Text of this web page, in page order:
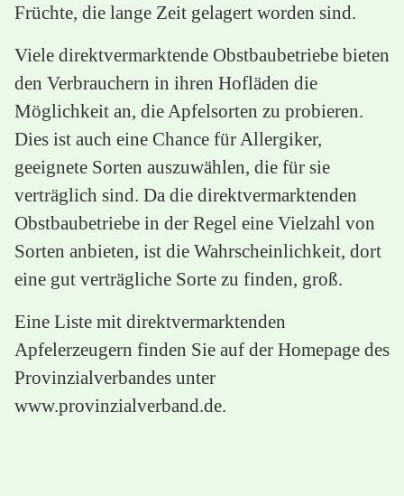
Früchte, die lange Zeit gelagert worden sind.
Viele direktvermarktende Obstbaubetriebe bieten
den Verbrauchern in ihren Hofläden die
Möglichkeit an, die Apfelsorten zu probieren.
Dies ist auch eine Chance für Allergiker,
geeignete Sorten auszuwählen, die für sie
verträglich sind. Da die direktvermarktenden
Obstbaubetriebe in der Regel eine Vielzahl von
Sorten anbieten, ist die Wahrscheinlichkeit, dort
eine gut verträgliche Sorte zu finden, groß.
Eine Liste mit direktvermarktenden
Apfelerzeugern finden Sie auf der Homepage des
Provinzialverbandes unter
www.provinzialverband.de.